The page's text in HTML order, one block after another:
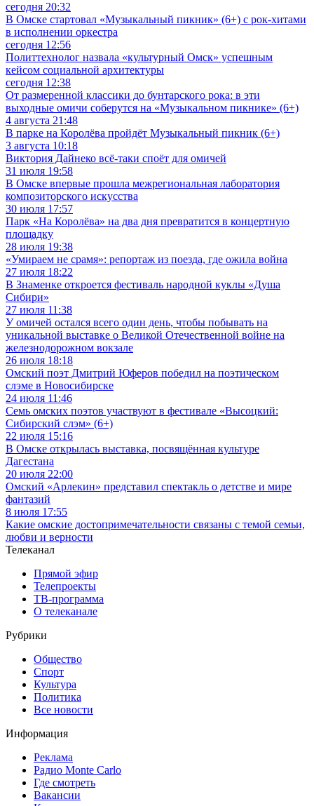
сегодня 20:32
В Омске стартовал «Музыкальный пикник» (6+) с рок-хитами
в исполнении оркестра
сегодня 12:56
Политтехнолог назвала «культурный Омск» успешным
кейсом социальной архитектуры
сегодня 12:38
От размеренной классики до бунтарского рока: в эти
выходные омичи соберутся на «Музыкальном пикнике» (6+)
4 августа 21:48
В парке на Королёва пройдёт Музыкальный пикник (6+)
3 августа 10:18
Виктория Дайнеко всё-таки споёт для омичей
31 июля 19:58
В Омске впервые прошла межрегиональная лаборатория
композиторского искусства
30 июля 17:57
Парк «На Королёва» на два дня превратится в концертную
площадку
28 июля 19:38
«Умираем не срамя»: репортаж из поезда, где ожила война
27 июля 18:22
В Знаменке откроется фестиваль народной куклы «Душа
Сибири»
27 июля 11:38
У омичей остался всего один день, чтобы побывать на
уникальной выставке о Великой Отечественной войне на
железнодорожном вокзале
26 июля 18:18
Омский поэт Дмитрий Юферов победил на поэтическом
слэме в Новосибирске
24 июля 11:46
Семь омских поэтов участвуют в фестивале «Высоцкий:
Сибирский слэм» (6+)
22 июля 15:16
В Омске открылась выставка, посвящённая культуре
Дагестана
20 июля 22:00
Омский «Арлекин» представил спектакль о детстве и мире
фантазий
8 июля 17:55
Какие омские достопримечательности связаны с темой семьи,
любви и верности
Телеканал
Прямой эфир
Телепроекты
ТВ-программа
О телеканале
Рубрики
Общество
Спорт
Культура
Политика
Все новости
Информация
Реклама
Радио Monte Carlo
Где смотреть
Вакансии